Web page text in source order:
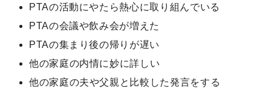
PTAの活動にやたら熱心に取り組んでいる
PTAの会議や飲み会が増えた
PTAの集まり後の帰りが遅い
他の家庭の内情に妙に詳しい
他の家庭の夫や父親と比較した発言をする